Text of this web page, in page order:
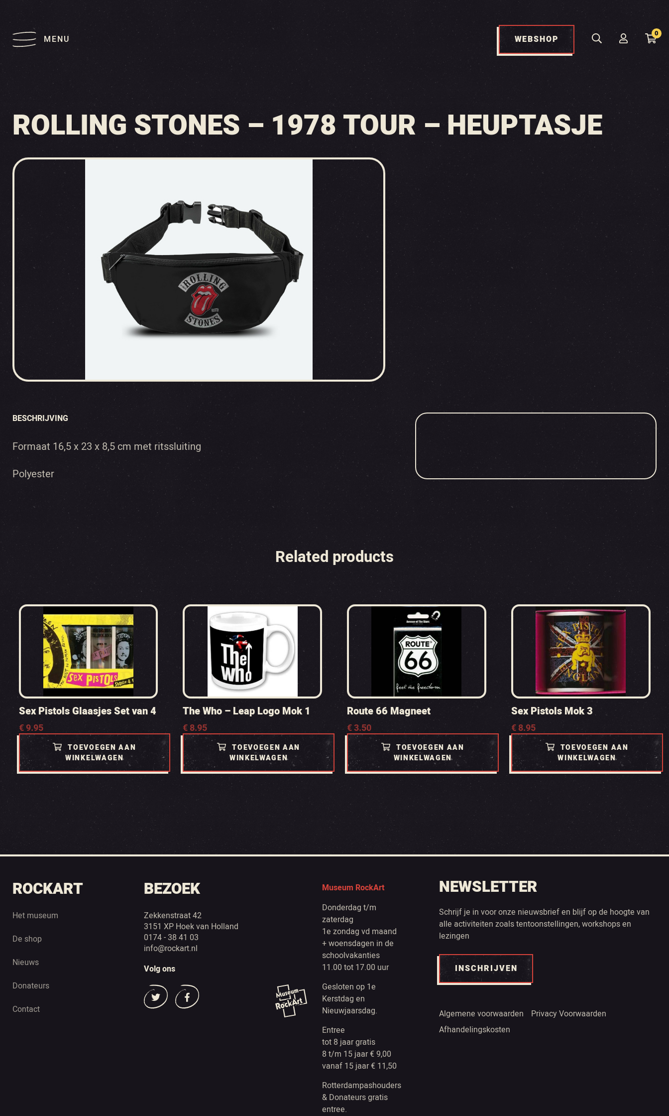
MENU WEBSHOP
0
ROLLING STONES – 1978 TOUR – HEUPTASJE
BESCHRIJVING
Formaat 16,5 x 23 x 8,5 cm met ritssluiting
Polyester
Related products
Sex Pistols Glaasjes Set van 4
€9.95
TOEVOEGEN AAN
WINKELWAGEN
The Who – Leap Logo Mok 1
€8.95
TOEVOEGEN AAN
WINKELWAGEN
Route 66 Magneet
€3.50
TOEVOEGEN AAN
WINKELWAGEN
Sex Pistols Mok 3
€8.95
TOEVOEGEN AAN
WINKELWAGEN
ROCKART
Het museum
De shop
Nieuws
Donateurs
Contact
BEZOEK
Zekkenstraat 42
3151 XP Hoek van Holland
0174 - 38 41 03
info@rockart.nl
Volg ons
Museum RockArt
Donderdag t/m
zaterdag
1e zondag vd maand
+ woensdagen in de
schoolvakanties
11.00 tot 17.00 uur
Gesloten op 1e
Kerstdag en
Nieuwjaarsdag.
Entree
tot 8 jaar gratis
8 t/m 15 jaar € 9,00
vanaf 15 jaar € 11,50
Rotterdampashouders
& Donateurs gratis
entree.
NEWSLETTER
Schrijf je in voor onze nieuwsbrief en blijf op de hoogte van
alle activiteiten zoals tentoonstellingen, workshops en
lezingen
INSCHRIJVEN
Algemene voorwaarden
Privacy Voorwaarden
Afhandelingskosten